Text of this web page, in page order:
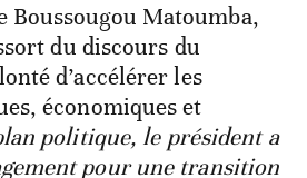
Boussougou Matoumba,
du discours du
d’accélérer les
économiques et
politique, le président a
pour une transition